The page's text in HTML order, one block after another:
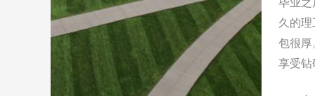
毕业
久的
包很厚
享受